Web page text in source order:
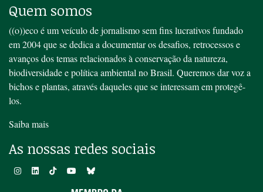
Quem somos
((o))eco é um veículo de jornalismo sem fins lucrativos fundado
em 2004 que se dedica a documentar os desafios, retrocessos e
avanços dos temas relacionados à conservação da natureza,
biodiversidade e política ambiental no Brasil. Queremos dar voz a
bichos e plantas, através daqueles que se interessam em protegê-
los.
Saiba mais
As nossas redes sociais